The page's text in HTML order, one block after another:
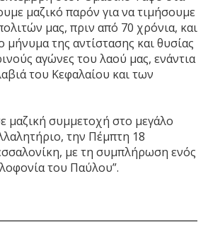
μαζικό παρόν για να τιμήσουμε
μας, πριν από 70 χρόνια, και
μήνυμα της αντίστασης και θυσίας
αγώνες του λαού μας, ενάντια
του Κεφαλαίου και των
μαζική συμμετοχή στο μεγάλο
την Πέμπτη 18
με τη συμπλήρωση ενός
του Παύλου”.